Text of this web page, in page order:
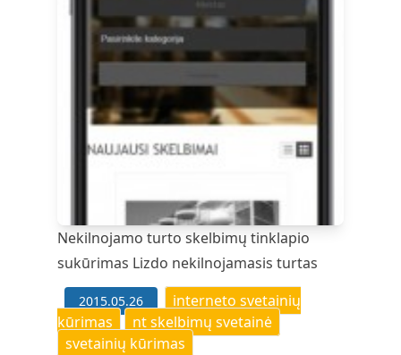
Nekilnojamo turto skelbimų tinklapio
sukūrimas Lizdo nekilnojamasis turtas
2015.05.26 Tags:
interneto svetainių
kūrimas
nt skelbimų svetainė
svetainių kūrimas